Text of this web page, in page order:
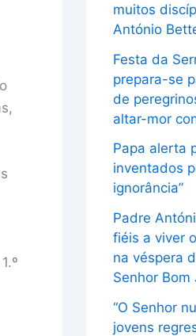
muitos
António
Festa da
prepara-se
de
altar-mor
Papa alerta
inventados
ignorância”
Padre
fiéis a viver
na véspera
Senhor Bom
“O Senhor
jovens